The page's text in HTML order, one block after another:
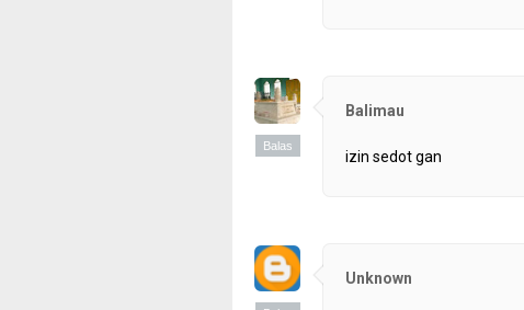
Balas
Balimau
izin sedot gan
Unknown